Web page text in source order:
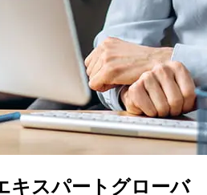
キスパートグローバ